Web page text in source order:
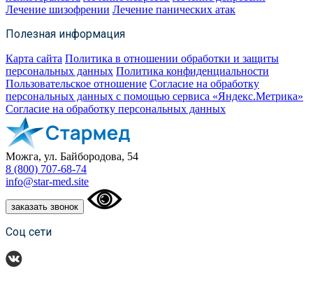
Лечение шизофрении Лечение панических атак
Полезная информация
Карта сайта Политика в отношении обработки и защиты
персональных данных Политика конфиденциальности
Пользовательское отношение Согласие на обработку
персональных данных с помощью сервиса «Яндекс.Метрика»
Согласие на обработку персональных данных
Можга, ул. Байбородова, 54
8 (800) 707-68-74
info@star-med.site
заказать звонок
Соц сети